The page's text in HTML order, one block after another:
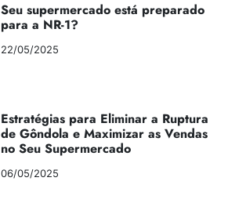
Seu supermercado está preparado
para a NR-1?
22/05/2025
Estratégias para Eliminar a Ruptura
de Gôndola e Maximizar as Vendas
no Seu Supermercado
06/05/2025